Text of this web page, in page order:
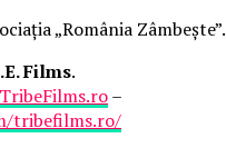
„România Zâmbește”.
Films.
–
tribefilms.ro/